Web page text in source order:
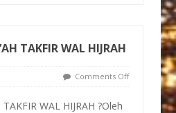
TAKFIR WAL HIJRAH
Comments Off
TAKFIR WAL HIJRAH ?Oleh